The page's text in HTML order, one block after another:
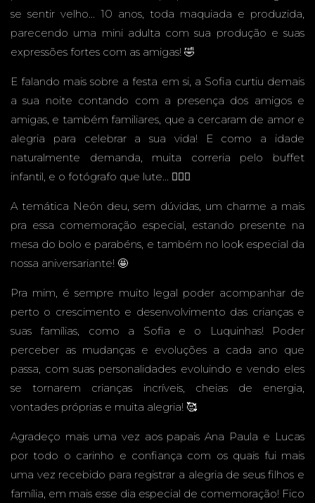
PLANE
TA KIDS
-
CAMPO
GRAND
E - MS -
se sentir velho... 10 anos, toda maquiada e produzida,
parecendo uma mini adulta com sua produção e suas
expressões fortes com as amigas! 🤣
E falando mais sobre a festa em si, a Sofia curtiu demais
a sua noite contando com a presença dos amigos e
amigas, e também familiares, que a cercaram de amor e
alegria para celebrar a sua vida! E como a idade
naturalmente demanda, muita correria pelo buffet
infantil, e o fotógrafo que lute... 😮‍💨🤣
A temática Neón deu, sem dúvidas, um charme a mais
pra essa comemoração especial, estando presente na
mesa do bolo e parabéns, e também no look especial da
nossa aniversariante! 🤩
Pra mim, é sempre muito legal poder acompanhar de
perto o crescimento e desenvolvimento das crianças e
suas famílias, como a Sofia e o Luquinhas! Poder
perceber as mudanças e evoluções a cada ano que
passa, com suas personalidades evoluindo e vendo eles
se tornarem crianças incríveis, cheias de energia,
vontades próprias e muita alegria! 🥰
Agradeço mais uma vez aos papais Ana Paula e Lucas
por todo o carinho e confiança com os quais fui mais
uma vez recebido para registrar a alegria de seus filhos e
família, em mais esse dia especial de comemoração! Fico